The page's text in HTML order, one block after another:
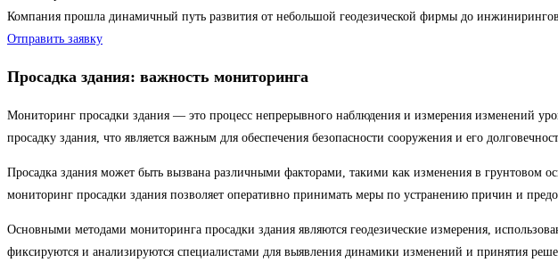
Компания прошла динамичный путь развития от небольшой геодезической фирмы до
Отправить заявку
Просадка здания: важность мониторинга
Мониторинг просадки здания — это процесс непрерывного наблюдения и измерения изменений
просадку здания, что является важным для обеспечения безопасности сооружения и его
Просадка здания может быть вызвана различными факторами, такими как изменения в грунтовом
мониторинг просадки здания позволяет оперативно принимать меры по устранению причин и
Основными методами мониторинга просадки здания являются геодезические измерения,
фиксируются и анализируются специалистами для выявления динамики изменений и принятия